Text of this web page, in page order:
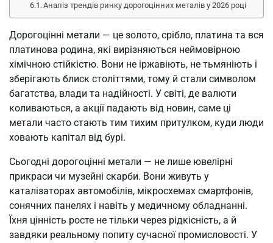
Аналіз трендів ринку дорогоцінних металів у 2026 році
Дорогоцінні метали — це золото, срібло, платина та вся
платинова родина, які вирізняються неймовірною
хімічною стійкістю. Вони не іржавіють, не тьмяніють і
зберігають блиск століттями, тому й стали символом
багатства, влади та надійності. У світі, де валюти
коливаються, а акції падають від новин, саме ці
метали часто стають тим тихим притулком, куди люди
ховають капітал від бурі.
Сьогодні дорогоцінні метали — не лише ювелірні
прикраси чи музейні скарби. Вони живуть у
каталізаторах автомобілів, мікросхемах смартфонів,
сонячних панелях і навіть у медичному обладнанні.
Їхня цінність росте не тільки через рідкісність, а й
завдяки реальному попиту сучасної промисловості. У